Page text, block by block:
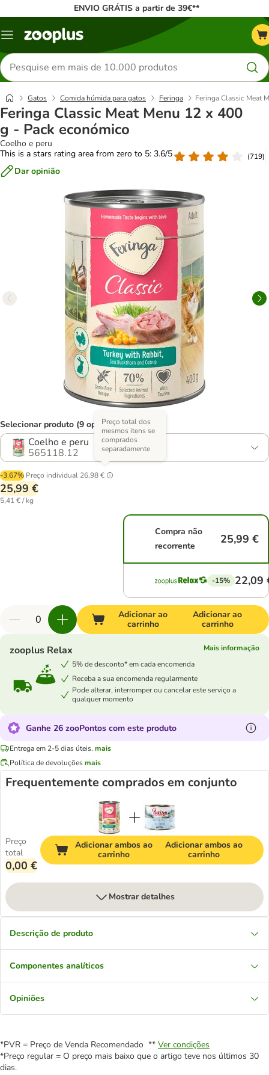
ENVIO GRÁTIS a partir de 39€**
Menu
Pesquisar
produtos
Gatos Comida húmida para gatos Feringa Feringa Classic Meat
Feringa Classic Meat Menu 12 x 400
g - Pack económico
Coelho e peru
This is a stars rating area from zero to 5: 3.6/5
(719)
Dar opinião
Selecionar produto (9 opções)
Coelho e peru
565118.12
-3.67% Preço individual 26,98 €
Preço total dos
mesmos itens se
comprados
separadamente
25,99 €
5,41 € / kg
Compra não
recorrente
25,99 €
-15% 22,09
Adicionar ao
carrinho
Adicionar ao
carrinho
zooplus Relax
Mais informação
5% de desconto* em cada encomenda
Receba a sua encomenda regularmente
Pode alterar, interromper ou cancelar este serviço a
qualquer momento
Ganhe 26 zooPontos com este produto
Entrega em 2-5 dias úteis. mais
Política de devoluçõesmais
Frequentemente comprados em conjunto
Preço
total
0,00 €
Adicionar ambos ao
carrinho
Adicionar ambos ao
carrinho
Mostrar detalhes
Descrição de produto
Componentes analíticos
Opiniões
*PVR = Preço de Venda Recomendado ** Ver condições
*Preço regular = O preço mais baixo que o artigo teve nos últimos 30
dias.